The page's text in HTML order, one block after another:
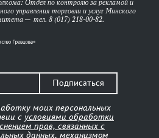
Отдел по контролю за рекламой и
управления торговли и услуг Минского
— тел. 8 (017) 218-00-82.
Подписаться
моих персональных
с условиями обработки
прав, связанных с
данных, механизмом